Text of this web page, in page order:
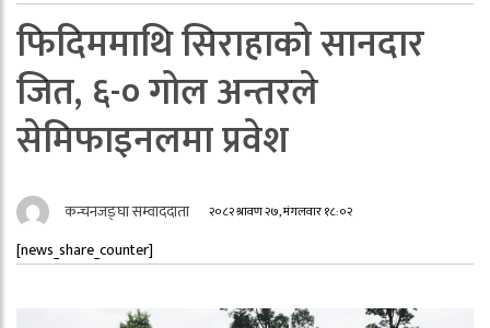
फिदिममाथि सिराहाको सानदार
जित, ६-० गोल अन्तरले
सेमिफाइनलमा प्रवेश
कन्चनजङ्घा सम्वाददाता २०८२ श्रावण २७, मंगलवार १८:०२
[news_share_counter]